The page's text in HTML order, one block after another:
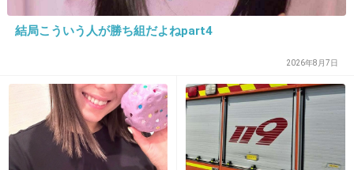
弟は母親というか母の兄に似てる。
次男は夫似
長女は私似→ここがホントは夫似のはずだったのに。
+0
結局こういう人が勝ち組だよねpart4
2026年8月7日